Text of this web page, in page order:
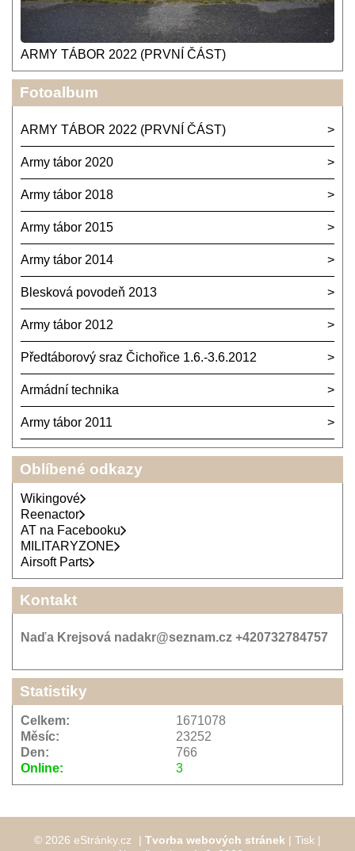
ARMY TÁBOR 2022 (PRVNÍ ČÁST)
Fotoalbum
ARMY TÁBOR 2022 (PRVNÍ ČÁST)
Army tábor 2020
Army tábor 2018
Army tábor 2015
Army tábor 2014
Blesková povodeň 2013
Army tábor 2012
Předtáborový sraz Čichořice 1.6.-3.6.2012
Armádní technika
Army tábor 2011
Oblíbené odkazy
Wikingové
Reenactor
AT na Facebooku
MILITARYZONE
Airsoft Parts
Kontakt
Naďa Krejsová nadakr@seznam.cz +420732784757
Statistiky
Online: 3
Celkem:
1671078
Měsíc:
23252
Den:
766
© 2026 eStránky.cz | Tvorba webových stránek | Tisk |